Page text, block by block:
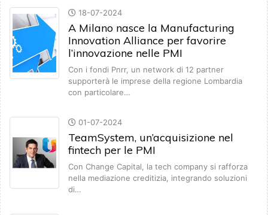
18-07-2024
A Milano nasce la Manufacturing
Innovation Alliance per favorire
l’innovazione nelle PMI
Con i fondi Pnrr, un network di 12 partner
supporterà le imprese della regione Lombardia
con particolare…
01-07-2024
TeamSystem, un’acquisizione nel
fintech per le PMI
Con Change Capital, la tech company si rafforza
nella mediazione creditizia, integrando soluzioni
di…